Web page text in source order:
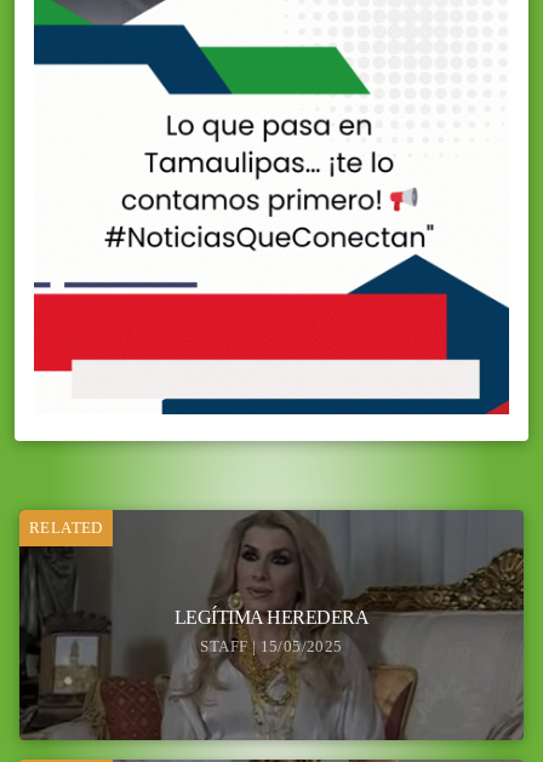
RELATED
LEGÍTIMA HEREDERA
STAFF | 15/05/2025